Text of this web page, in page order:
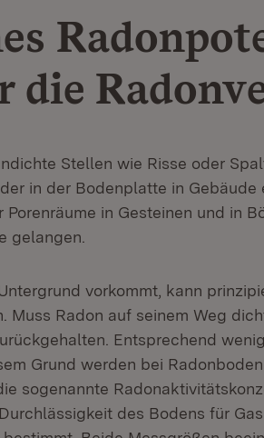
die
Stellen wie Risse oder
in der Bodenplatte in Gebäude
Porenräume in Gesteinen und in
gelangen.
vorkommt, kann
Muss Radon auf seinem Weg
Entsprechend
Grund werden bei
sogenannte
des Bodens für